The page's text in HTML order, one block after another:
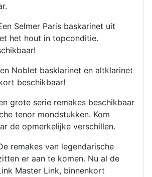
Selmer Paris baskarinet uit
het hout in topconditie.
Noblet basklarinet en altklarinet
beschikbaar!
grote serie remakes beschikbaar
tenor mondstukken. Kom
de opmerkelijke verschillen.
van legendarische
er aan te komen. Nu al de
Master Link, binnenkort